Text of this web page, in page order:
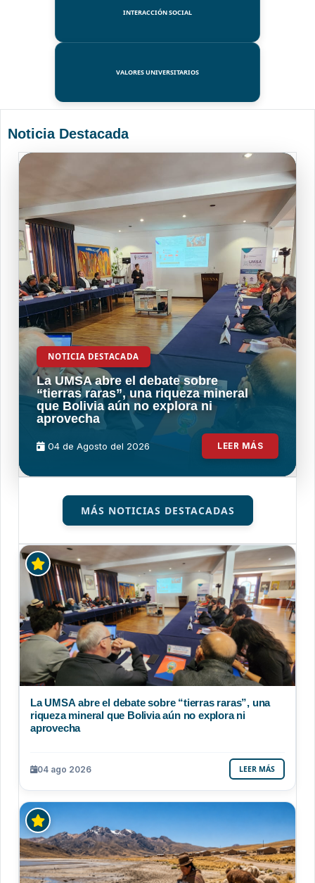
INTERACCIÓN SOCIAL
VALORES UNIVERSITARIOS
Noticia Destacada
NOTICIA DESTACADA
La UMSA abre el debate sobre
“tierras raras”, una riqueza mineral
que Bolivia aún no explora ni
aprovecha
04 de Agosto del 2026 LEER MÁS
MÁS NOTICIAS DESTACADAS
La UMSA abre el debate sobre “tierras raras”, una
riqueza mineral que Bolivia aún no explora ni
aprovecha
04 ago 2026 LEER MÁS